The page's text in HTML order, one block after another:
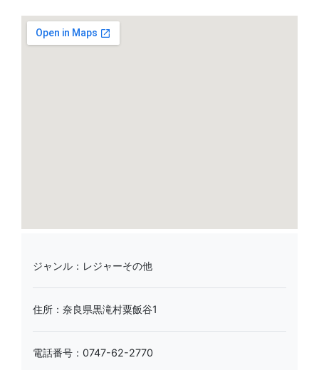
ジャンル：レジャーその他
住所：奈良県黒滝村粟飯谷1
電話番号：0747-62-2770